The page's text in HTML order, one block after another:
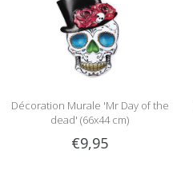
Décoration Murale 'Mr Day of the
dead' (66x44 cm)
€9,95